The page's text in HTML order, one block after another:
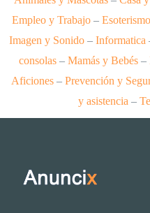
Empleo y Trabajo–
Imagen y Sonido– Informatica
consolas – Mamás y Bebés –
Aficiones– Prevención y
y asistencia –